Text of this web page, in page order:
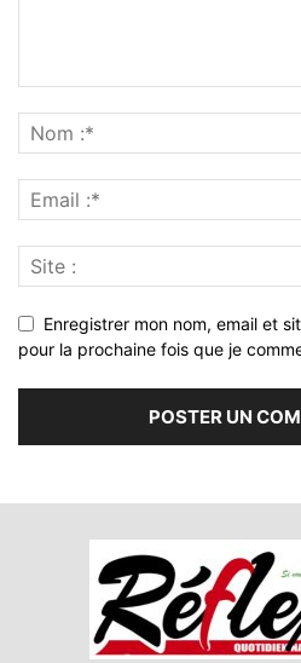
Enregistrer mon nom, email et
pour la prochaine fois que je